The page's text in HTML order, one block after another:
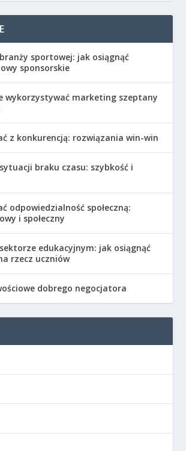
sportowej: jak osiągnąć
sponsorskie
wykorzystywać marketing szeptany
z konkurencją: rozwiązania win-win
braku czasu: szybkość i
odpowiedzialność społeczną:
i społeczny
edukacyjnym: jak osiągnąć
rzecz uczniów
dobrego negocjatora